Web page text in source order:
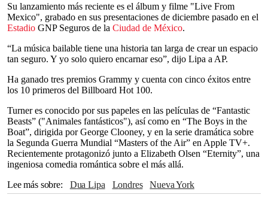
Su lanzamiento más reciente es el álbum y filme "Live From
Mexico", grabado en sus presentaciones de diciembre pasado en el
Estadio GNP Seguros de la Ciudad de México.
“La música bailable tiene una historia tan larga de crear un espacio
tan seguro. Y yo solo quiero encarnar eso”, dijo Lipa a AP.
Ha ganado tres premios Grammy y cuenta con cinco éxitos entre
los 10 primeros del Billboard Hot 100.
Turner es conocido por sus papeles en las películas de “Fantastic
Beasts” ("Animales fantásticos"), así como en “The Boys in the
Boat”, dirigida por George Clooney, y en la serie dramática sobre
la Segunda Guerra Mundial “Masters of the Air” en Apple TV+.
Recientemente protagonizó junto a Elizabeth Olsen “Eternity”, una
ingeniosa comedia romántica sobre el más allá.
Lee más sobre
Dua Lipa Londres
Nueva York